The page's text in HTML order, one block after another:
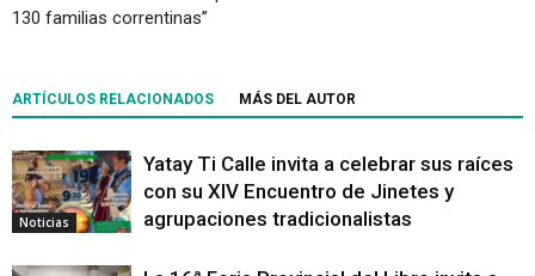
130 familias correntinas”
ARTÍCULOS RELACIONADOS MÁS DEL AUTOR
Noticias
Yatay Ti Calle invita a celebrar sus raíces
con su XIV Encuentro de Jinetes y
agrupaciones tradicionalistas